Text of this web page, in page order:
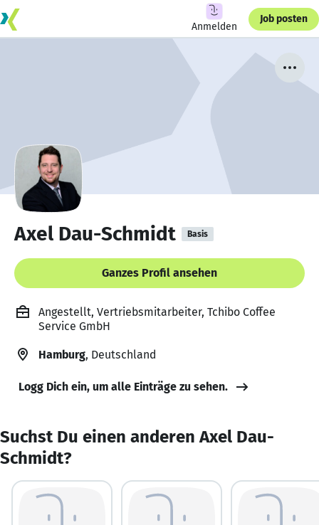
Anmelden
Job posten
Axel Dau-Schmidt Basis
Ganzes Profil ansehen
Angestellt, Vertriebsmitarbeiter, Tchibo Coffee
Service GmbH
Hamburg, Deutschland
Logg Dich ein, um alle Einträge zu sehen.
Suchst Du einen anderen Axel Dau-
Schmidt?